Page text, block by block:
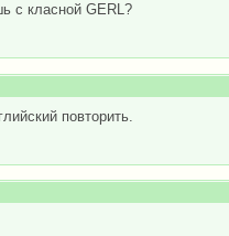
с класной GERL?
повторить.